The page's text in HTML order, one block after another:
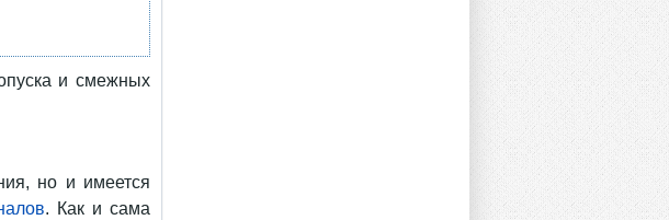
и смежных
но и имеется
. Как и сама